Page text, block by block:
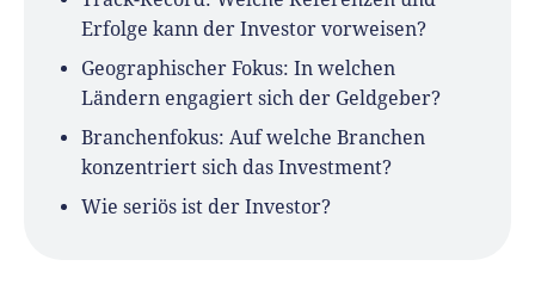
Erfolge kann der Investor vorweisen?
Geographischer Fokus: In welchen
Ländern engagiert sich der Geldgeber?
Branchenfokus: Auf welche Branchen
konzentriert sich das Investment?
Wie seriös ist der Investor?